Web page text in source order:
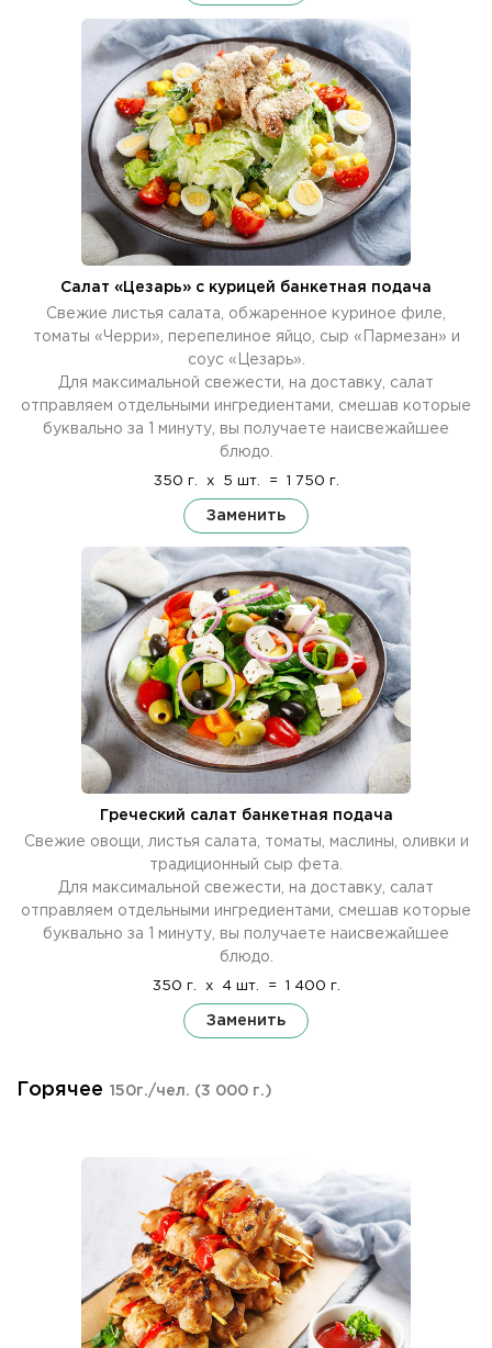
Салат «Цезарь» с курицей банкетная подача
Свежие листья салата, обжаренное куриное филе,
томаты «Черри», перепелиное яйцо, сыр «Пармезан» и
соус «Цезарь».
Для максимальной свежести, на доставку, салат
отправляем отдельными ингредиентами, смешав которые
буквально за 1 минуту, вы получаете наисвежайшее
блюдо.
350 г. x 5 шт. = 1 750 г.
Заменить
Греческий салат банкетная подача
Свежие овощи, листья салата, томаты, маслины, оливки и
традиционный сыр фета.
Для максимальной свежести, на доставку, салат
отправляем отдельными ингредиентами, смешав которые
буквально за 1 минуту, вы получаете наисвежайшее
блюдо.
350 г. x 4 шт. = 1 400 г.
Заменить
Горячее 150г./чел. (3 000 г.)